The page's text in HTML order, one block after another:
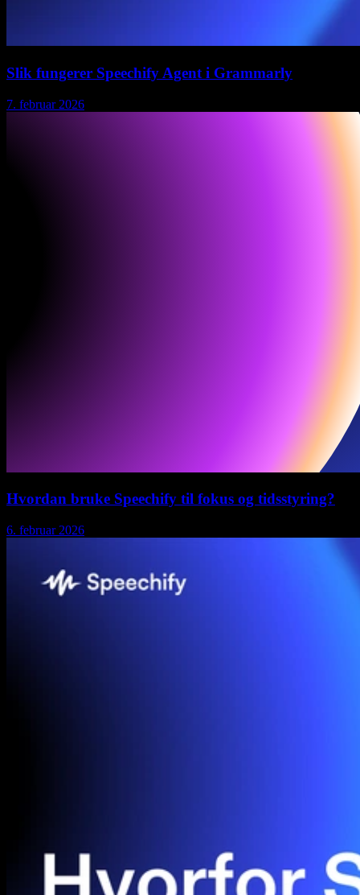
Slik fungerer Speechify Agent i Grammarly
7. februar 2026
Hvordan bruke Speechify til fokus og tidsstyring?
6. februar 2026